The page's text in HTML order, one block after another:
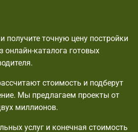
получите точную цену постройки
онлайн-каталога готовых
стоимость и подберут
Мы предлагаем проекты от
миллионов.
услуг и конечная стоимость